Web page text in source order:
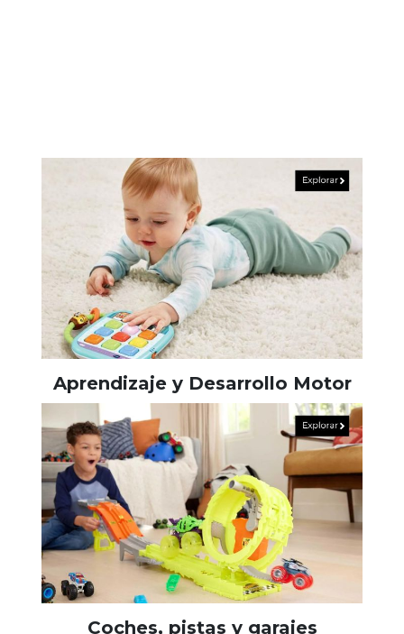
Aprendizaje y Desarrollo Motor
Coches, pistas y garajes